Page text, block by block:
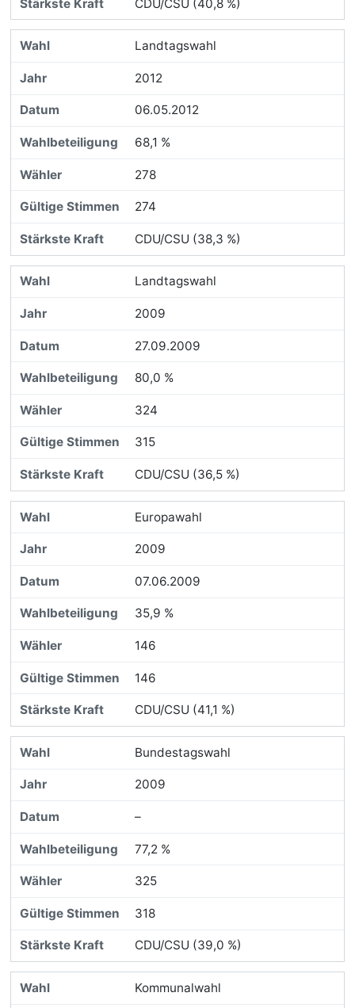
CDU/CSU (40,8 %)
Landtagswahl
2012
06.05.2012
68,1 %
278
274
CDU/CSU (38,3 %)
Landtagswahl
2009
27.09.2009
80,0 %
324
315
CDU/CSU (36,5 %)
Europawahl
2009
07.06.2009
35,9 %
146
146
CDU/CSU (41,1 %)
Bundestagswahl
2009
–
77,2 %
325
318
CDU/CSU (39,0 %)
Kommunalwahl